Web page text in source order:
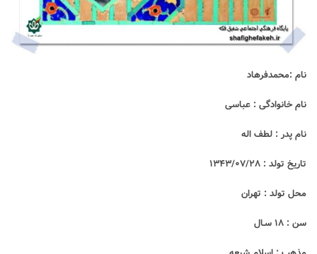
نام :محمدفرهاد
نام خانوادگی : عباسی
نام پدر: لطف اله
تاریخ تولد : ١٣۴٣/۰٧/٢٨
محل تولد : تهران
سن : ١٨سـال